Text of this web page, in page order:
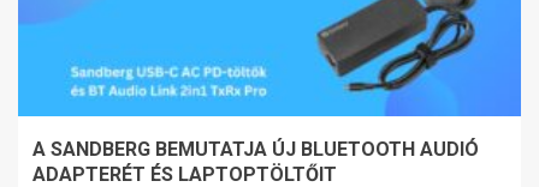
A SANDBERG BEMUTATJA ÚJ BLUETOOTH AUDIÓ
ADAPTERÉT ÉS LAPTOPTÖLTŐIT